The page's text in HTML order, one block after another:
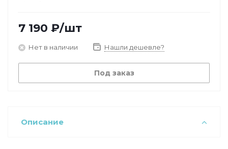
7 190 ₽/шт
Нет в наличии Нашли дешевле?
Под заказ
Описание